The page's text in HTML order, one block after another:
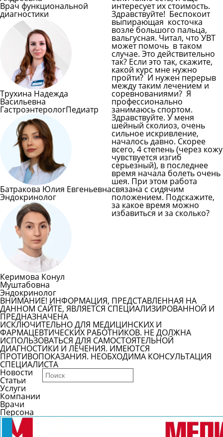
Врач функциональной
диагностики
Трухина Надежда
Васильевна
ГастроэнтерологПедиатр
Батракова Юлия Евгеньевна
Эндокринолог
Керимова Конул
Муштабовна
Эндокринолог
интересует их стоимость.
Здравствуйте! Беспокоит
выпирающая косточка
возле большого пальца,
вальгусная. Читал, что УВТ
может помочь в таком
случае. Это действительно
так? Если это так, скажите,
какой курс мне нужно
пройти? И нужен перерыв
между таким лечением и
соревнованиями? Я
профессионально
занимаюсь спортом.
Здравствуйте. У меня
шейный сколиоз, очень
сильное искривление,
началось давно. Скорее
всего, 4 степень (через кожу
чувствуется изгиб
серьезный), в последнее
время начала болеть очень
шея. При этом работа
связана с сидячим
положением. Подскажите,
за какое время можно
избавиться и за сколько?
ВНИМАНИЕ! ИНФОРМАЦИЯ, ПРЕДСТАВЛЕННАЯ НА
ДАННОМ САЙТЕ, ЯВЛЯЕТСЯ СПЕЦИАЛИЗИРОВАННОЙ И
ПРЕДНАЗНАЧЕНА
ИСКЛЮЧИТЕЛЬНО ДЛЯ МЕДИЦИНСКИХ И
ФАРМАЦЕВТИЧЕСКИХ РАБОТНИКОВ. НЕ ДОЛЖНА
ИСПОЛЬЗОВАТЬСЯ ДЛЯ САМОСТОЯТЕЛЬНОЙ
ДИАГНОСТИКИ И ЛЕЧЕНИЯ. ИМЕЮТСЯ
ПРОТИВОПОКАЗАНИЯ. НЕОБХОДИМА КОНСУЛЬТАЦИЯ
СПЕЦИАЛИСТА
Новости
Статьи
Услуги
Компании
Врачи
Персона